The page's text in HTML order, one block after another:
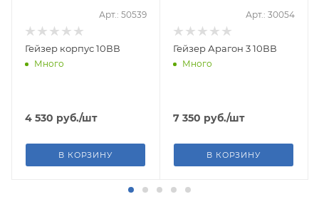
Арт.: 50539
Гейзер корпус 10ВВ
Много
4 530 руб./шт
В КОРЗИНУ
Арт.: 30054
Гейзер Арагон 3 10ВВ
Много
7 350 руб./шт
В КОРЗИНУ